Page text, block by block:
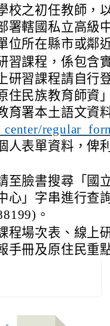
校之初任教師，
署轄國私立高級
位所在縣市或鄰
習課程，係包含
研習課程請自行
住民族教育師資
育署本土語文資
人表單資料，俾
至臉書搜尋「國
心」字串進行查
。
程場次表、線上
手冊及原住民重